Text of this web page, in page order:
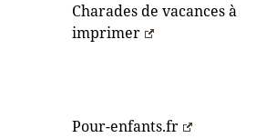
Charades de vacances à
imprimer
Pour-enfants.fr